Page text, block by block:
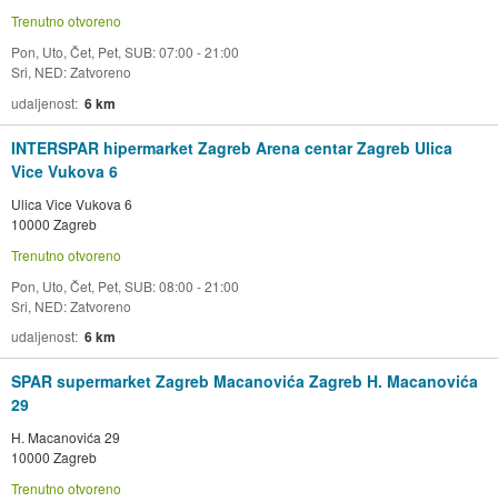
Trenutno otvoreno
Pon, Uto, Čet, Pet, SUB: 07:00 - 21:00
Sri, NED: Zatvoreno
udaljenost 6 km
INTERSPAR hipermarket Zagreb Arena centar Zagreb Ulica
Vice Vukova 6
Ulica Vice Vukova 6
10000 Zagreb
Trenutno otvoreno
Pon, Uto, Čet, Pet, SUB: 08:00 - 21:00
Sri, NED: Zatvoreno
udaljenost 6 km
SPAR supermarket Zagreb Macanovića Zagreb H. Macanovića
29
H. Macanovića 29
10000 Zagreb
Trenutno otvoreno